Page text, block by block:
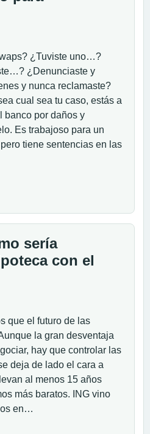
¿Tuviste uno…?
¿Denunciaste y
y nunca reclamaste?
cual sea tu caso, estás a
banco por daños y
Es trabajoso para un
tiene sentencias en las
sería
con el
que el futuro de las
la gran desventaja
hay que controlar las
deja de lado el cara a
al menos 15 años
más baratos. ING vino
en…